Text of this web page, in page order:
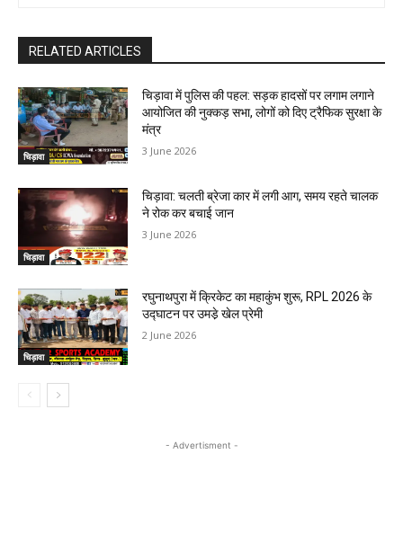
RELATED ARTICLES
चिड़ावा
चिड़ावा में पुलिस की पहल: सड़क हादसों पर लगाम लगाने
आयोजित की नुक्कड़ सभा, लोगों को दिए ट्रैफिक सुरक्षा के
मंत्र
3 June 2026
चिड़ावा
चिड़ावा: चलती ब्रेजा कार में लगी आग, समय रहते चालक
ने रोक कर बचाई जान
3 June 2026
चिड़ावा
रघुनाथपुरा में क्रिकेट का महाकुंभ शुरू, RPL 2026 के
उद्घाटन पर उमडे़ खेल प्रेमी
2 June 2026
- Advertisment -